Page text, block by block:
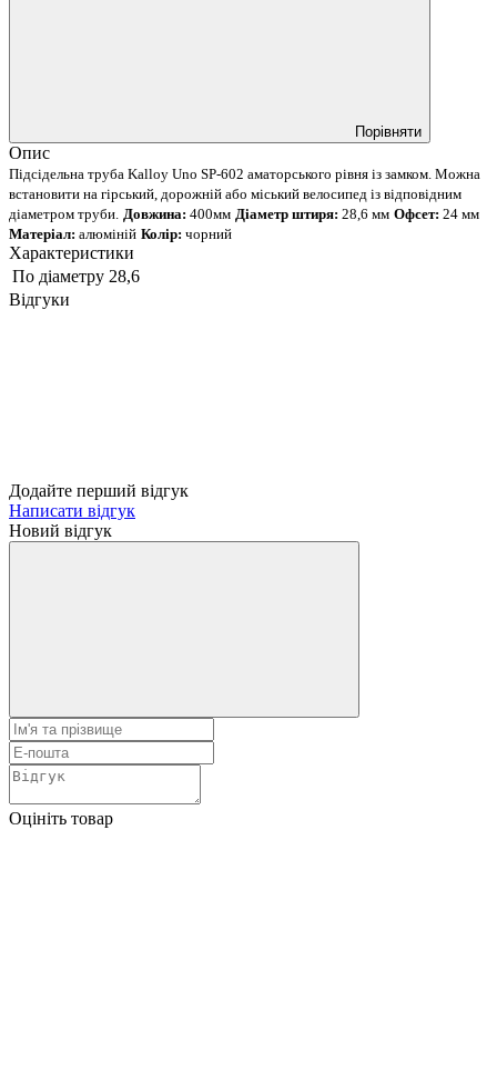
Порівняти
Опис
Підсідельна труба Kalloy Uno SP-602 аматорського рівня із замком. Можна
встановити на гірський, дорожній або міський велосипед із відповідним
діаметром труби. Довжина: 400мм Діаметр штиря: 28,6 мм Офсет: 24 мм
Матеріал: алюміній Колір: чорний
Характеристики
По діаметру 28,6
Відгуки
Додайте перший відгук
Написати відгук
Новий відгук
Оцініть товар